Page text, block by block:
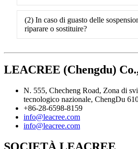
(2) In caso di guasto delle
riparare o sostituire?
LEACREE (Chengdu)
N. 555, Checheng Road, Zona di
tecnologico nazionale, ChengDu
+86-28-6598-8159
info@leacree.com
info@leacree.com
SOCIETÀ LEACREE